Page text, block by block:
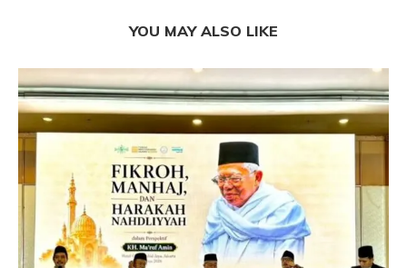
YOU MAY ALSO LIKE